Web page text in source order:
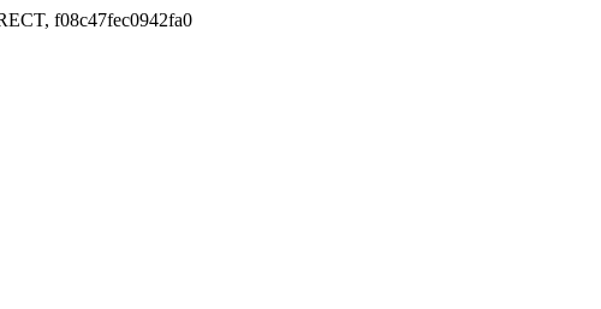
f08c47fec0942fa0